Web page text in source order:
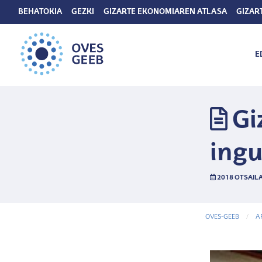
BEHATOKIA GEZKI GIZARTE EKONOMIAREN ATLASA
2018
OVES-GEEB